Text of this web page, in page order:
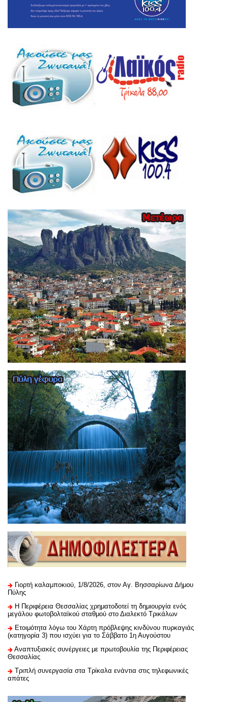
Γιορτή καλαμποκιού, 1/8/2026, στον Αγ. Βησσαρίωνα Δήμου
Πύλης
H Περιφέρεια Θεσσαλίας χρηματοδοτεί τη δημιουργία ενός
μεγάλου φωτοβολταϊκού σταθμού στο Διαλεκτό Τρικάλων
Ετοιμότητα λόγω του Χάρτη πρόβλεψης κινδύνου πυρκαγιάς
(κατηγορία 3) που ισχύει για το Σάββατο 1η Αυγούστου
Αναπτυξιακές συνέργειες με πρωτοβουλία της Περιφέρειας
Θεσσαλίας
Τριπλή συνεργασία στα Τρίκαλα ενάντια στις τηλεφωνικές
απάτες